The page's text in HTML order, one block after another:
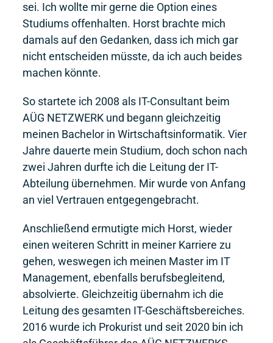
sei. Ich wollte mir gerne die Option eines
Studiums offenhalten. Horst brachte mich
damals auf den Gedanken, dass ich mich gar
nicht entscheiden müsste, da ich auch beides
machen könnte.
So startete ich 2008 als IT-Consultant beim
AÜG NETZWERK und begann gleichzeitig
meinen Bachelor in Wirtschaftsinformatik. Vier
Jahre dauerte mein Studium, doch schon nach
zwei Jahren durfte ich die Leitung der IT-
Abteilung übernehmen. Mir wurde von Anfang
an viel Vertrauen entgegengebracht.
Anschließend ermutigte mich Horst, wieder
einen weiteren Schritt in meiner Karriere zu
gehen, weswegen ich meinen Master im IT
Management, ebenfalls berufsbegleitend,
absolvierte. Gleichzeitig übernahm ich die
Leitung des gesamten IT-Geschäftsbereiches.
2016 wurde ich Prokurist und seit 2020 bin ich